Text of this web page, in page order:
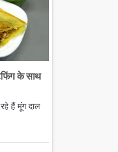
के साथ
हैं मूंग दाल